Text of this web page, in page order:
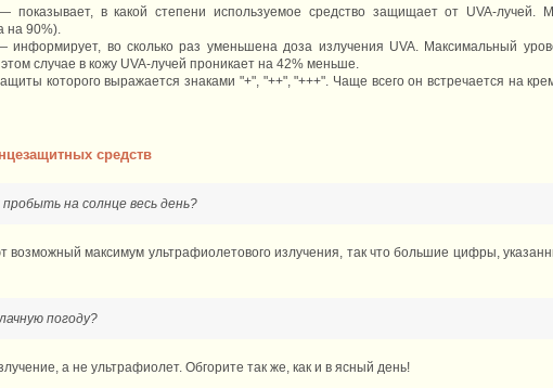
показывает, в какой степени используемое средство защищает от UVA-лучей.
на 90%).
информирует, во сколько раз уменьшена доза излучения UVA. Максимальный
случае в кожу UVA-лучей проникает на 42% меньше.
которого выражается знаками "+", "++", "+++". Чаще всего он встречается на
средств
на солнце весь день?
возможный максимум ультрафиолетового излучения, так что большие цифры,
погоду?
а не ультрафиолет. Обгорите так же, как и в ясный день!